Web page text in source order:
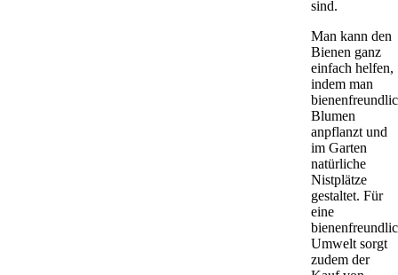
sind.
Man kann den
Bienen ganz
einfach helfen,
indem man
Blumen
anpflanzt und
im Garten
natürliche
Nistplätze
gestaltet. Für
eine
Umwelt sorgt
zudem der